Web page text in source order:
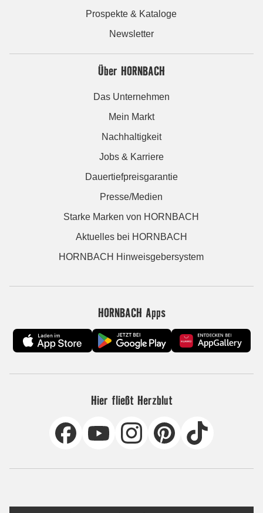
Prospekte & Kataloge
Newsletter
Über HORNBACH
Das Unternehmen
Mein Markt
Nachhaltigkeit
Jobs & Karriere
Dauertiefpreisgarantie
Presse/Medien
Starke Marken von HORNBACH
Aktuelles bei HORNBACH
HORNBACH Hinweisgebersystem
HORNBACH Apps
Hier fließt Herzblut